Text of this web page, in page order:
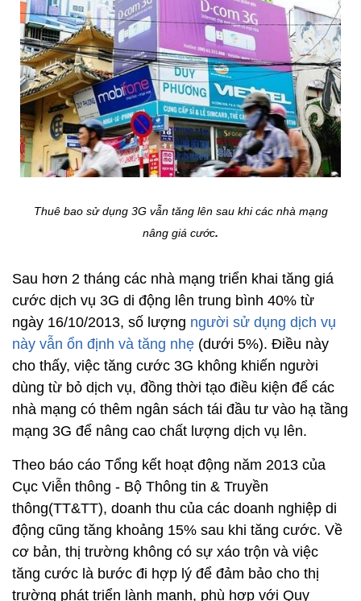
Thuê bao sử dụng 3G vẫn tăng lên sau khi các nhà mạng
nâng giá cước.
Sau hơn 2 tháng các nhà mạng triển khai tăng giá
cước dịch vụ 3G di động lên trung bình 40% từ
ngày 16/10/2013, số lượng người sử dụng dịch vụ
này vẫn ổn định và tăng nhẹ (dưới 5%). Điều này
cho thấy, việc tăng cước 3G không khiến người
dùng từ bỏ dịch vụ, đồng thời tạo điều kiện để các
nhà mạng có thêm ngân sách tái đầu tư vào hạ tầng
mạng 3G để nâng cao chất lượng dịch vụ lên.
Theo báo cáo Tổng kết hoạt động năm 2013 của
Cục Viễn thông - Bộ Thông tin & Truyền
thông(TT&TT), doanh thu của các doanh nghiệp di
động cũng tăng khoảng 15% sau khi tăng cước. Về
cơ bản, thị trường không có sự xáo trộn và việc
tăng cước là bước đi hợp lý để đảm bảo cho thị
trường phát triển lành mạnh, phù hợp với Quy